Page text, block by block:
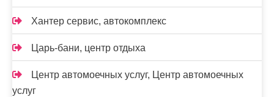
Хантер сервис, автокомплекс
Царь-бани, центр отдыха
Центр автомоечных услуг, Центр автомоечных
услуг